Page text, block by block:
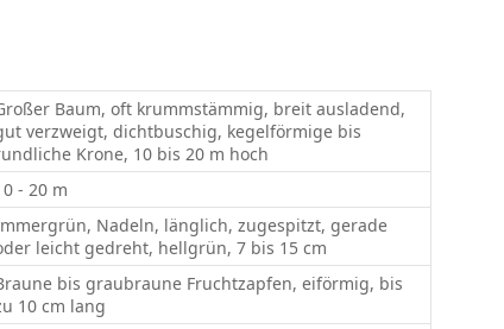
Baum, oft krummstämmig, breit ausladend,
verzweigt, dichtbuschig, kegelförmige bis
Krone, 10 bis 20 m hoch
- 20 m
Nadeln, länglich, zugespitzt, gerade
leicht gedreht, hellgrün, 7 bis 15 cm
bis graubraune Fruchtzapfen, eiförmig, bis
10 cm lang